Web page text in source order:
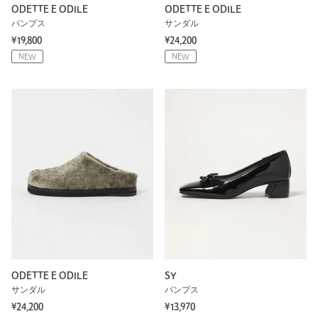
ODETTE E ODILE
パンプス
¥19,800
NEW
ODETTE E ODILE
サンダル
¥24,200
NEW
ODETTE E ODILE
サンダル
¥24,200
SY
パンプス
¥13,970